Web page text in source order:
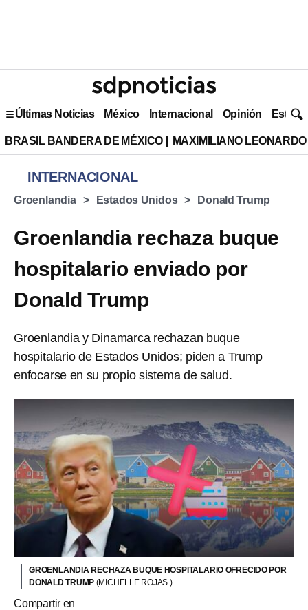
Últimas Noticias México Internacional Opinión Estilo
BRASIL BANDERA DE MÉXICO MAXIMILIANO
INTERNACIONAL
Groenlandia Estados Unidos Donald Trump
Groenlandia rechaza buque
hospitalario enviado por
Donald Trump
Groenlandia y Dinamarca rechazan buque
hospitalario de Estados Unidos; piden a Trump
enfocarse en su propio sistema de salud.
GROENLANDIA RECHAZA BUQUE HOSPITALARIO OFRECIDO POR
DONALD TRUMP (MICHELLE ROJAS )
Compartir en